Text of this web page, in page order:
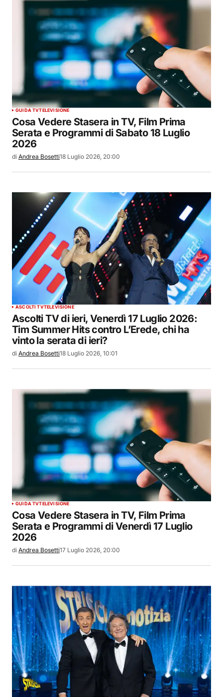
GUIDA TVTELEVISIONE
Cosa Vedere Stasera in TV, Film Prima
Serata e Programmi di Sabato 18 Luglio
2026
di Andrea Bosetti18 Luglio 2026, 20:00
ASCOLTI TVTELEVISIONE
Ascolti TV di ieri, Venerdì 17 Luglio 2026:
Tim Summer Hits contro L’Erede, chi ha
vinto la serata di ieri?
di Andrea Bosetti18 Luglio 2026, 10:01
GUIDA TVTELEVISIONE
Cosa Vedere Stasera in TV, Film Prima
Serata e Programmi di Venerdì 17 Luglio
2026
di Andrea Bosetti17 Luglio 2026, 20:00